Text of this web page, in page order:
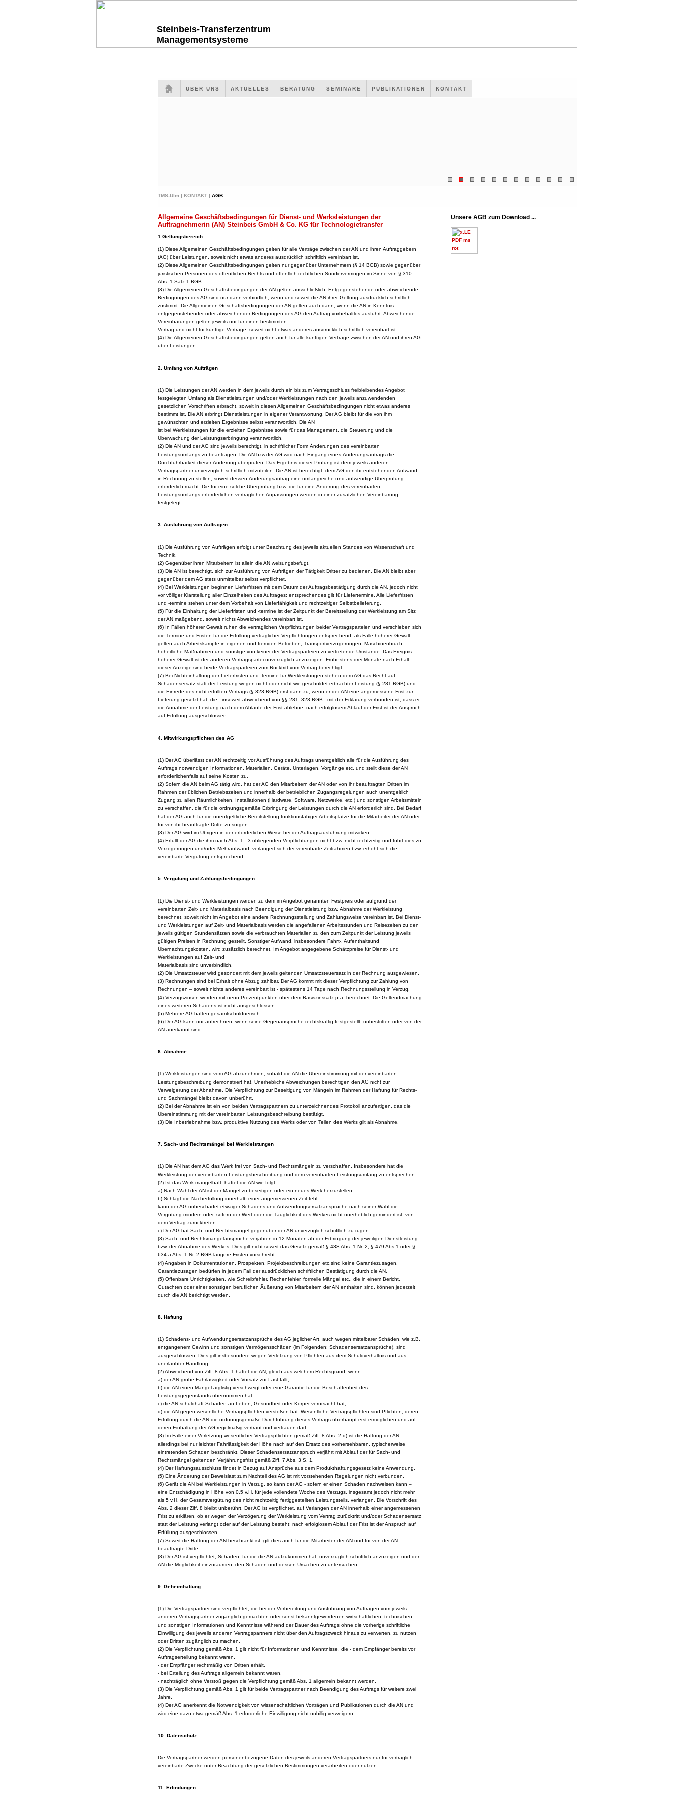
Steinbeis-Transferzentrum
Managementsysteme
ÜBER UNS AKTUELLES BERATUNG SEMINARE PUBLIKATIONEN KONTAKT
TMS-Ulm | KONTAKT | AGB
Allgemeine Geschäftsbedingungen für Dienst- und Werksleistungen der
Auftragnehmerin (AN) Steinbeis GmbH & Co. KG für Technologietransfer
1.Geltungsbereich
(1) Diese Allgemeinen Geschäftsbedingungen gelten für alle Verträge zwischen der AN und ihren Auftraggebern
(AG) über Leistungen, soweit nicht etwas anderes ausdrücklich schriftlich vereinbart ist.
(2) Diese Allgemeinen Geschäftsbedingungen gelten nur gegenüber Unternehmern (§ 14 BGB) sowie gegenüber
juristischen Personen des öffentlichen Rechts und öffentlich-rechtlichen Sondervermögen im Sinne von § 310
Abs. 1 Satz 1 BGB.
(3) Die Allgemeinen Geschäftsbedingungen der AN gelten ausschließlich. Entgegenstehende oder abweichende
Bedingungen des AG sind nur dann verbindlich, wenn und soweit die AN ihrer Geltung ausdrücklich schriftlich
zustimmt. Die Allgemeinen Geschäftsbedingungen der AN gelten auch dann, wenn die AN in Kenntnis
entgegenstehender oder abweichender Bedingungen des AG den Auftrag vorbehaltlos ausführt. Abweichende
Vereinbarungen gelten jeweils nur für einen bestimmten
Vertrag und nicht für künftige Verträge, soweit nicht etwas anderes ausdrücklich schriftlich vereinbart ist.
(4) Die Allgemeinen Geschäftsbedingungen gelten auch für alle künftigen Verträge zwischen der AN und ihren AG
über Leistungen.
2. Umfang von Aufträgen
(1) Die Leistungen der AN werden in dem jeweils durch ein bis zum Vertragsschluss freibleibendes Angebot
festgelegten Umfang als Dienstleistungen und/oder Werkleistungen nach den jeweils anzuwendenden
gesetzlichen Vorschriften erbracht, soweit in diesen Allgemeinen Geschäftsbedingungen nicht etwas anderes
bestimmt ist. Die AN erbringt Dienstleistungen in eigener Verantwortung. Der AG bleibt für die von ihm
gewünschten und erzielten Ergebnisse selbst verantwortlich. Die AN
ist bei Werkleistungen für die erzielten Ergebnisse sowie für das Management, die Steuerung und die
Überwachung der Leistungserbringung verantwortlich.
(2) Die AN und der AG sind jeweils berechtigt, in schriftlicher Form Änderungen des vereinbarten
Leistungsumfangs zu beantragen. Die AN bzw.der AG wird nach Eingang eines Änderungsantrags die
Durchführbarkeit dieser Änderung überprüfen. Das Ergebnis dieser Prüfung ist dem jeweils anderen
Vertragspartner unverzüglich schriftlich mitzuteilen. Die AN ist berechtigt, dem AG den ihr entstehenden Aufwand
in Rechnung zu stellen, soweit dessen Änderungsantrag eine umfangreiche und aufwendige Überprüfung
erforderlich macht. Die für eine solche Überprüfung bzw. die für eine Änderung des vereinbarten
Leistungsumfangs erforderlichen vertraglichen Anpassungen werden in einer zusätzlichen Vereinbarung
festgelegt.
3. Ausführung von Aufträgen
(1) Die Ausführung von Aufträgen erfolgt unter Beachtung des jeweils aktuellen Standes von Wissenschaft und
Technik.
(2) Gegenüber ihren Mitarbeitern ist allein die AN weisungsbefugt.
(3) Die AN ist berechtigt, sich zur Ausführung von Aufträgen der Tätigkeit Dritter zu bedienen. Die AN bleibt aber
gegenüber dem AG stets unmittelbar selbst verpflichtet.
(4) Bei Werkleistungen beginnen Lieferfristen mit dem Datum der Auftragsbestätigung durch die AN, jedoch nicht
vor völliger Klarstellung aller Einzelheiten des Auftrages; entsprechendes gilt für Liefertermine. Alle Lieferfristen
und -termine stehen unter dem Vorbehalt von Lieferfähigkeit und rechtzeitiger Selbstbelieferung.
(5) Für die Einhaltung der Lieferfristen und -termine ist der Zeitpunkt der Bereitstellung der Werkleistung am Sitz
der AN maßgebend, soweit nichts Abweichendes vereinbart ist.
(6) In Fällen höherer Gewalt ruhen die vertraglichen Verpflichtungen beider Vertragsparteien und verschieben sich
die Termine und Fristen für die Erfüllung vertraglicher Verpflichtungen entsprechend; als Fälle höherer Gewalt
gelten auch Arbeitskämpfe in eigenen und fremden Betrieben, Transportverzögerungen, Maschinenbruch,
hoheitliche Maßnahmen und sonstige von keiner der Vertragsparteien zu vertretende Umstände. Das Ereignis
höherer Gewalt ist der anderen Vertragspartei unverzüglich anzuzeigen. Frühestens drei Monate nach Erhalt
dieser Anzeige sind beide Vertragsparteien zum Rücktritt vom Vertrag berechtigt.
(7) Bei Nichteinhaltung der Lieferfristen und -termine für Werkleistungen stehen dem AG das Recht auf
Schadensersatz statt der Leistung wegen nicht oder nicht wie geschuldet erbrachter Leistung (§ 281 BGB) und
die Einrede des nicht erfüllten Vertrags (§ 323 BGB) erst dann zu, wenn er der AN eine angemessene Frist zur
Lieferung gesetzt hat, die - insoweit abweichend von §§ 281, 323 BGB - mit der Erklärung verbunden ist, dass er
die Annahme der Leistung nach dem Ablaufe der Frist ablehne; nach erfolglosem Ablauf der Frist ist der Anspruch
auf Erfüllung ausgeschlossen.
4. Mitwirkungspflichten des AG
(1) Der AG überlässt der AN rechtzeitig vor Ausführung des Auftrags unentgeltlich alle für die Ausführung des
Auftrags notwendigen Informationen, Materialien, Geräte, Unterlagen, Vorgänge etc. und stellt diese der AN
erforderlichenfalls auf seine Kosten zu.
(2) Sofern die AN beim AG tätig wird, hat der AG den Mitarbeitern der AN oder von ihr beauftragten Dritten im
Rahmen der üblichen Betriebszeiten und innerhalb der betrieblichen Zugangsregelungen auch unentgeltlich
Zugang zu allen Räumlichkeiten, Installationen (Hardware, Software, Netzwerke, etc.) und sonstigen Arbeitsmitteln
zu verschaffen, die für die ordnungsgemäße Erbringung der Leistungen durch die AN erforderlich sind. Bei Bedarf
hat der AG auch für die unentgeltliche Bereitstellung funktionsfähiger Arbeitsplätze für die Mitarbeiter der AN oder
für von ihr beauftragte Dritte zu sorgen.
(3) Der AG wird im Übrigen in der erforderlichen Weise bei der Auftragsausführung mitwirken.
(4) Erfüllt der AG die ihm nach Abs. 1 - 3 obliegenden Verpflichtungen nicht bzw. nicht rechtzeitig und führt dies zu
Verzögerungen und/oder Mehraufwand, verlängert sich der vereinbarte Zeitrahmen bzw. erhöht sich die
vereinbarte Vergütung entsprechend.
5. Vergütung und Zahlungsbedingungen
(1) Die Dienst- und Werkleistungen werden zu dem im Angebot genannten Festpreis oder aufgrund der
vereinbarten Zeit- und Materialbasis nach Beendigung der Dienstleistung bzw. Abnahme der Werkleistung
berechnet, soweit nicht im Angebot eine andere Rechnungsstellung und Zahlungsweise vereinbart ist. Bei Dienst-
und Werkleistungen auf Zeit- und Materialbasis werden die angefallenen Arbeitsstunden und Reisezeiten zu den
jeweils gültigen Stundensätzen sowie die verbrauchten Materialien zu den zum Zeitpunkt der Leistung jeweils
gültigen Preisen in Rechnung gestellt. Sonstiger Aufwand, insbesondere Fahrt-, Aufenthaltsund
Übernachtungskosten, wird zusätzlich berechnet. Im Angebot angegebene Schätzpreise für Dienst- und
Werkleistungen auf Zeit- und
Materialbasis sind unverbindlich.
(2) Die Umsatzsteuer wird gesondert mit dem jeweils geltenden Umsatzsteuersatz in der Rechnung ausgewiesen.
(3) Rechnungen sind bei Erhalt ohne Abzug zahlbar. Der AG kommt mit dieser Verpflichtung zur Zahlung von
Rechnungen – soweit nichts anderes vereinbart ist - spätestens 14 Tage nach Rechnungsstellung in Verzug.
(4) Verzugszinsen werden mit neun Prozentpunkten über dem Basiszinssatz p.a. berechnet. Die Geltendmachung
eines weiteren Schadens ist nicht ausgeschlossen.
(5) Mehrere AG haften gesamtschuldnerisch.
(6) Der AG kann nur aufrechnen, wenn seine Gegenansprüche rechtskräftig festgestellt, unbestritten oder von der
AN anerkannt sind.
6. Abnahme
(1) Werkleistungen sind vom AG abzunehmen, sobald die AN die Übereinstimmung mit der vereinbarten
Leistungsbeschreibung demonstriert hat. Unerhebliche Abweichungen berechtigen den AG nicht zur
Verweigerung der Abnahme. Die Verpflichtung zur Beseitigung von Mängeln im Rahmen der Haftung für Rechts-
und Sachmängel bleibt davon unberührt.
(2) Bei der Abnahme ist ein von beiden Vertragspartnern zu unterzeichnendes Protokoll anzufertigen, das die
Übereinstimmung mit der vereinbarten Leistungsbeschreibung bestätigt.
(3) Die Inbetriebnahme bzw. produktive Nutzung des Werks oder von Teilen des Werks gilt als Abnahme.
7. Sach- und Rechtsmängel bei Werkleistungen
(1) Die AN hat dem AG das Werk frei von Sach- und Rechtsmängeln zu verschaffen. Insbesondere hat die
Werkleistung der vereinbarten Leistungsbeschreibung und dem vereinbarten Leistungsumfang zu entsprechen.
(2) Ist das Werk mangelhaft, haftet die AN wie folgt:
a) Nach Wahl der AN ist der Mangel zu beseitigen oder ein neues Werk herzustellen.
b) Schlägt die Nacherfüllung innerhalb einer angemessenen Zeit fehl,
kann der AG unbeschadet etwaiger Schadens und Aufwendungsersatzansprüche nach seiner Wahl die
Vergütung mindern oder, sofern der Wert oder die Tauglichkeit des Werkes nicht unerheblich gemindert ist, von
dem Vertrag zurücktreten.
c) Der AG hat Sach- und Rechtsmängel gegenüber der AN unverzüglich schriftlich zu rügen.
(3) Sach- und Rechtsmängelansprüche verjähren in 12 Monaten ab der Erbringung der jeweiligen Dienstleistung
bzw. der Abnahme des Werkes. Dies gilt nicht soweit das Gesetz gemäß § 438 Abs. 1 Nr. 2, § 479 Abs.1 oder §
634 a Abs. 1 Nr. 2 BGB längere Fristen vorschreibt.
(4) Angaben in Dokumentationen, Prospekten, Projektbeschreibungen etc.sind keine Garantiezusagen.
Garantiezusagen bedürfen in jedem Fall der ausdrücklichen schriftlichen Bestätigung durch die AN.
(5) Offenbare Unrichtigkeiten, wie Schreibfehler, Rechenfehler, formelle Mängel etc., die in einem Bericht,
Gutachten oder einer sonstigen beruflichen Äußerung von Mitarbeitern der AN enthalten sind, können jederzeit
durch die AN berichtigt werden.
8. Haftung
(1) Schadens- und Aufwendungsersatzansprüche des AG jeglicher Art, auch wegen mittelbarer Schäden, wie z.B.
entgangenem Gewinn und sonstigen Vermögensschäden (im Folgenden: Schadensersatzansprüche), sind
ausgeschlossen. Dies gilt insbesondere wegen Verletzung von Pflichten aus dem Schuldverhältnis und aus
unerlaubter Handlung.
(2) Abweichend von Ziff. 8 Abs. 1 haftet die AN, gleich aus welchem Rechtsgrund, wenn:
a) der AN grobe Fahrlässigkeit oder Vorsatz zur Last fällt,
b) die AN einen Mangel arglistig verschweigt oder eine Garantie für die Beschaffenheit des
Leistungsgegenstands übernommen hat,
c) die AN schuldhaft Schäden an Leben, Gesundheit oder Körper verursacht hat,
d) die AN gegen wesentliche Vertragspflichten verstoßen hat. Wesentliche Vertragspflichten sind Pflichten, deren
Erfüllung durch die AN die ordnungsgemäße Durchführung dieses Vertrags überhaupt erst ermöglichen und auf
deren Einhaltung der AG regelmäßig vertraut und vertrauen darf.
(3) Im Falle einer Verletzung wesentlicher Vertragspflichten gemäß Ziff. 8 Abs. 2 d) ist die Haftung der AN
allerdings bei nur leichter Fahrlässigkeit der Höhe nach auf den Ersatz des vorhersehbaren, typischerweise
eintretenden Schaden beschränkt. Dieser Schadensersatzanspruch verjährt mit Ablauf der für Sach- und
Rechtsmängel geltenden Verjährungsfrist gemäß Ziff. 7 Abs. 3 S. 1.
(4) Der Haftungsausschluss findet in Bezug auf Ansprüche aus dem Produkthaftungsgesetz keine Anwendung.
(5) Eine Änderung der Beweislast zum Nachteil des AG ist mit vorstehenden Regelungen nicht verbunden.
(6) Gerät die AN bei Werkleistungen in Verzug, so kann der AG - sofern er einen Schaden nachweisen kann –
eine Entschädigung in Höhe von 0,5 v.H. für jede vollendete Woche des Verzugs, insgesamt jedoch nicht mehr
als 5 v.H. der Gesamtvergütung des nicht rechtzeitig fertiggestellten Leistungsteils, verlangen. Die Vorschrift des
Abs. 2 dieser Ziff. 8 bleibt unberührt. Der AG ist verpflichtet, auf Verlangen der AN innerhalb einer angemessenen
Frist zu erklären, ob er wegen der Verzögerung der Werkleistung vom Vertrag zurücktritt und/oder Schadensersatz
statt der Leistung verlangt oder auf der Leistung besteht; nach erfolglosem Ablauf der Frist ist der Anspruch auf
Erfüllung ausgeschlossen.
(7) Soweit die Haftung der AN beschränkt ist, gilt dies auch für die Mitarbeiter der AN und für von der AN
beauftragte Dritte.
(8) Der AG ist verpflichtet, Schäden, für die die AN aufzukommen hat, unverzüglich schriftlich anzuzeigen und der
AN die Möglichkeit einzuräumen, den Schaden und dessen Ursachen zu untersuchen.
9. Geheimhaltung
(1) Die Vertragspartner sind verpflichtet, die bei der Vorbereitung und Ausführung von Aufträgen vom jeweils
anderen Vertragspartner zugänglich gemachten oder sonst bekanntgewordenen wirtschaftlichen, technischen
und sonstigen Informationen und Kenntnisse während der Dauer des Auftrags ohne die vorherige schriftliche
Einwilligung des jeweils anderen Vertragspartners nicht über den Auftragszweck hinaus zu verwerten, zu nutzen
oder Dritten zugänglich zu machen.
(2) Die Verpflichtung gemäß Abs. 1 gilt nicht für Informationen und Kenntnisse, die - dem Empfänger bereits vor
Auftragserteilung bekannt waren,
- der Empfänger rechtmäßig von Dritten erhält,
- bei Erteilung des Auftrags allgemein bekannt waren,
- nachträglich ohne Verstoß gegen die Verpflichtung gemäß Abs. 1 allgemein bekannt werden.
(3) Die Verpflichtung gemäß Abs. 1 gilt für beide Vertragspartner nach Beendigung des Auftrags für weitere zwei
Jahre.
(4) Der AG anerkennt die Notwendigkeit von wissenschaftlichen Vorträgen und Publikationen durch die AN und
wird eine dazu etwa gemäß Abs. 1 erforderliche Einwilligung nicht unbillig verweigern.
10. Datenschutz
Die Vertragspartner werden personenbezogene Daten des jeweils anderen Vertragspartners nur für vertraglich
vereinbarte Zwecke unter Beachtung der gesetzlichen Bestimmungen verarbeiten oder nutzen.
11. Erfindungen
Unsere AGB zum Download ...